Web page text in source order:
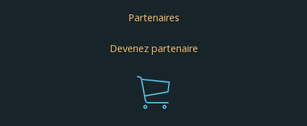
Partenaires
Devenez partenaire